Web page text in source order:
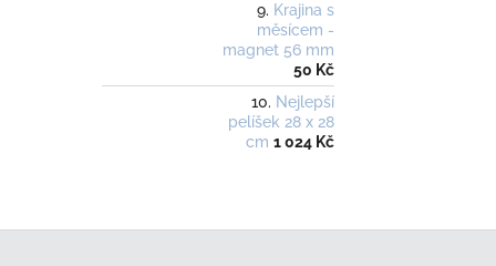
Krajina s
měsícem -
magnet 56 mm
50 Kč
Nejlepší
pelíšek 28 x 28
cm 1 024 Kč